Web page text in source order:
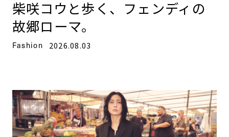
柴咲コウと歩く、フェンディの
故郷ローマ。
Fashion 2026.08.03